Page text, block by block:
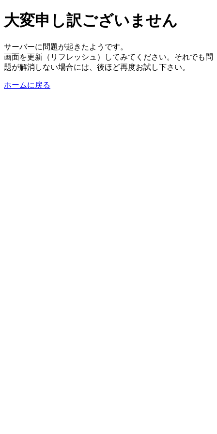
大変申し訳ございません
サーバーに問題が起きたようです。
画面を更新（リフレッシュ）してみてください。それでも問
題が解消しない場合には、後ほど再度お試し下さい。
ホームに戻る